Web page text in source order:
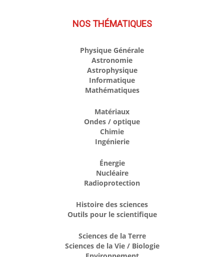
NOS THÉMATIQUES
Physique Générale
Astronomie
Astrophysique
Informatique
Mathématiques
Matériaux
Ondes / optique
Chimie
Ingénierie
Énergie
Nucléaire
Radioprotection
Histoire des sciences
Outils pour le scientifique
Sciences de la Terre
Sciences de la Vie / Biologie